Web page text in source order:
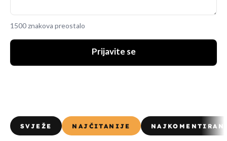
1500 znakova preostalo
Prijavite se
SVJEŽE NAJČITANIJE